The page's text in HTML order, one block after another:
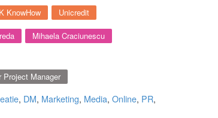
KnowHow Unicredit
Mihaela Craciunescu
Project Manager
, DM, Marketing, Media, Online, PR,